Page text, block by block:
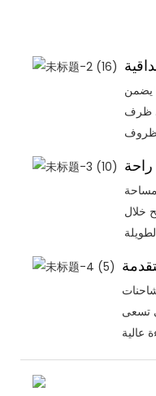
يضمن
ظرف
راحة
خلال
تسعى